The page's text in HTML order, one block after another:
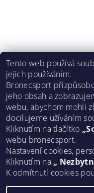
Tento web používá
jejich používáním.
Bronecsport
jeho obsah a
webu, abychom mohli
docilujeme užíváním
Kliknutím na tlačítko
webu bronecsport.
Nastavení cookies,
Kliknutím na „
K odmítnutí cookies